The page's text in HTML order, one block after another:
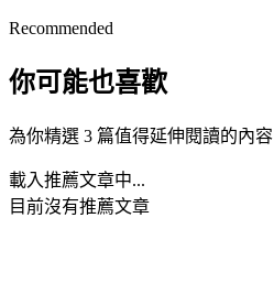
Recommended
你可能也喜歡
為你精選 3 篇值得延伸閱讀的內容
載入推薦文章中...
目前沒有推薦文章